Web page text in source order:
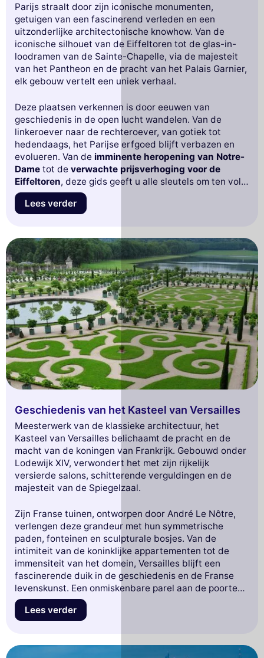
Parijs straalt door zijn iconische monumenten,
getuigen van een fascinerend verleden en een
uitzonderlijke architectonische knowhow. Van de
iconische silhouet van de Eiffeltoren tot de glas-in-
loodramen van de Sainte-Chapelle, via de majesteit
van het Pantheon en de pracht van het Palais Garnier,
elk gebouw vertelt een uniek verhaal.
Deze plaatsen verkennen is door eeuwen van
geschiedenis in de open lucht wandelen. Van de
linkeroever naar de rechteroever, van gotiek tot
hedendaags, het Parijse erfgoed blijft verbazen en
evolueren. Van de imminente heropening van Notre-
Dame tot de verwachte prijsverhoging voor de
Eiffeltoren, deze gids geeft u alle sleutels om ten volle
van deze mythische locaties te genieten.
Lees verder
Geschiedenis van het Kasteel van Versailles
Meesterwerk van de klassieke architectuur, het
Kasteel van Versailles belichaamt de pracht en de
macht van de koningen van Frankrijk. Gebouwd onder
Lodewijk XIV, verwondert het met zijn rijkelijk
versierde salons, schitterende verguldingen en de
majesteit van de Spiegelzaal.
Zijn Franse tuinen, ontworpen door André Le Nôtre,
verlengen deze grandeur met hun symmetrische
paden, fonteinen en sculpturale bosjes. Van de
intimiteit van de koninklijke appartementen tot de
immensiteit van het domein, Versailles blijft een
fascinerende duik in de geschiedenis en de Franse
levenskunst. Een onmiskenbare parel aan de poorten
van Parijs.
Lees verder